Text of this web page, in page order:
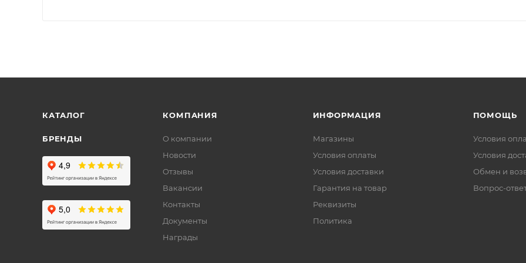
КАТАЛОГ
БРЕНДЫ
КОМПАНИЯ
О компании
Новости
Отзывы
Вакансии
Контакты
Документы
Награды
ИНФОРМАЦИЯ
Магазины
Условия оплаты
Условия доставки
Гарантия на товар
Реквизиты
Политика
ПОМОЩЬ
Условия
Условия
Обмен и
Вопрос-